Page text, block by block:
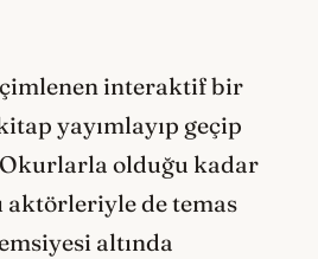
interaktif bir
yayımlayıp geçip
olduğu kadar
aktörleriyle de temas
altında